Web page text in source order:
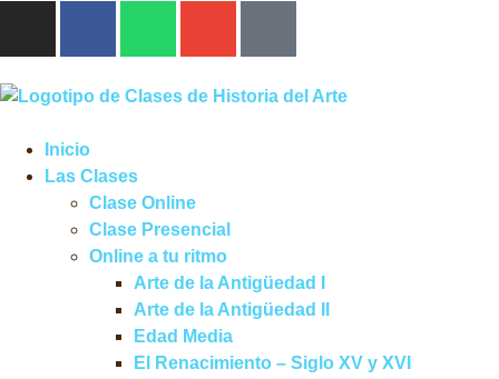
Inicio
Las Clases
Clase Online
Clase Presencial
Online a tu ritmo
Arte de la Antigüedad I
Arte de la Antigüedad II
Edad Media
El Renacimiento – Siglo XV y XVI